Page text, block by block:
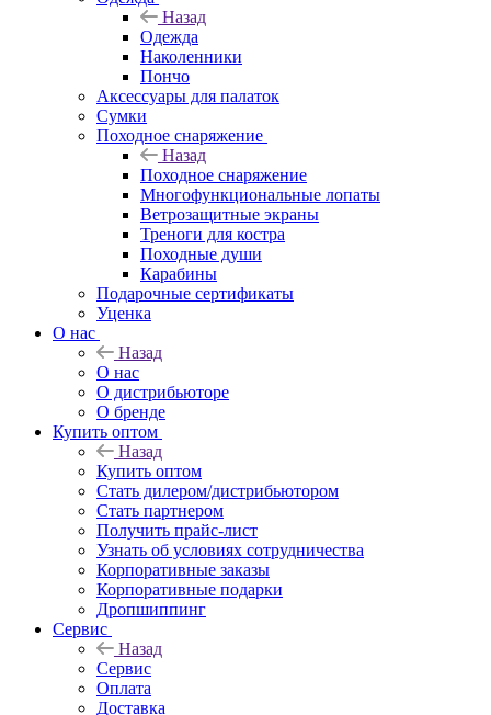
Назад
Одежда
Наколенники
Пончо
Аксессуары для палаток
Сумки
Походное снаряжение
Назад
Походное снаряжение
Многофункциональные лопаты
Ветрозащитные экраны
Треноги для костра
Походные души
Карабины
Подарочные сертификаты
Уценка
О нас
Назад
О нас
О дистрибьюторе
О бренде
Купить оптом
Назад
Купить оптом
Стать дилером/дистрибьютором
Стать партнером
Получить прайс-лист
Узнать об условиях сотрудничества
Корпоративные заказы
Корпоративные подарки
Дропшиппинг
Сервис
Назад
Сервис
Оплата
Доставка